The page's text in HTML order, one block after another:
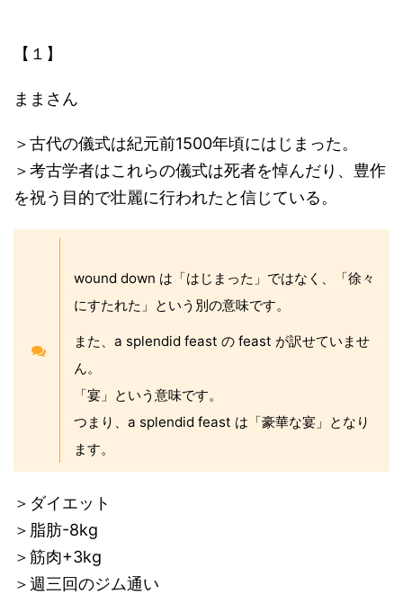
【１】
ままさん
＞古代の儀式は紀元前1500年頃にはじまった。
＞考古学者はこれらの儀式は死者を悼んだり、豊作
を祝う目的で壮麗に行われたと信じている。
wound down は「はじまった」ではなく、「徐々
にすたれた」という別の意味です。
また、a splendid feast の feast が訳せていませ
ん。
「宴」という意味です。
つまり、a splendid feast は「豪華な宴」となり
ます。
＞ダイエット
＞脂肪-8kg
＞筋肉+3kg
＞週三回のジム通い